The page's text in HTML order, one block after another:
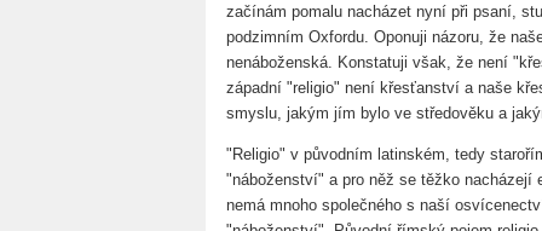
začínám pomalu nacházet nyní při psaní,
podzimním Oxfordu. Oponuji názoru, že
nenáboženská. Konstatuji však, že není
západní "religio" není křesťanství a naše
smyslu, jakým jím bylo ve středověku a
"Religio" v původním latinském, tedy
"náboženství" a pro něž se těžko
nemá mnoho společného s naší